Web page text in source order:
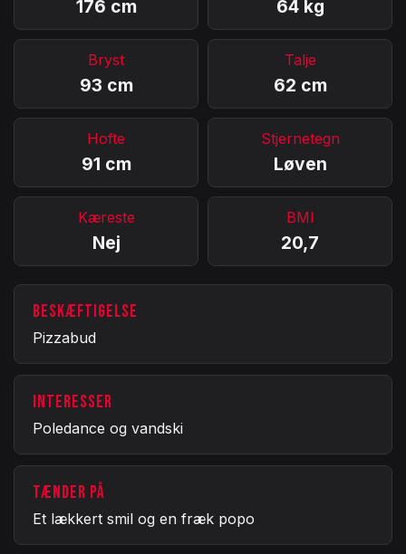
176 cm 64 kg
Bryst
93 cm
Talje
62 cm
Hofte
91 cm
Stjernetegn
Løven
Kæreste
Nej
BMI
20,7
BESKÆFTIGELSE
Pizzabud
INTERESSER
Poledance og vandski
TÆNDER PÅ
Et lækkert smil og en fræk popo